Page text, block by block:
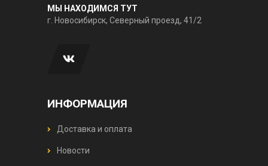
МЫ НАХОДИМСЯ ТУТ
г. Новосибирск, Северный проезд, 41/2
ИНФОРМАЦИЯ
Доставка и оплата
Новости